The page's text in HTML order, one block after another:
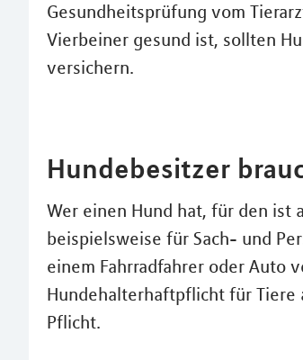
Gesundheitsprüfung vom
Vierbeiner gesund ist, sollten
versichern.
Hundebesitzer
Wer einen Hund hat, für den ist
beispielsweise für Sach- und
einem Fahrradfahrer oder Auto
Hundehalterhaftpflicht für Tiere
Pflicht.